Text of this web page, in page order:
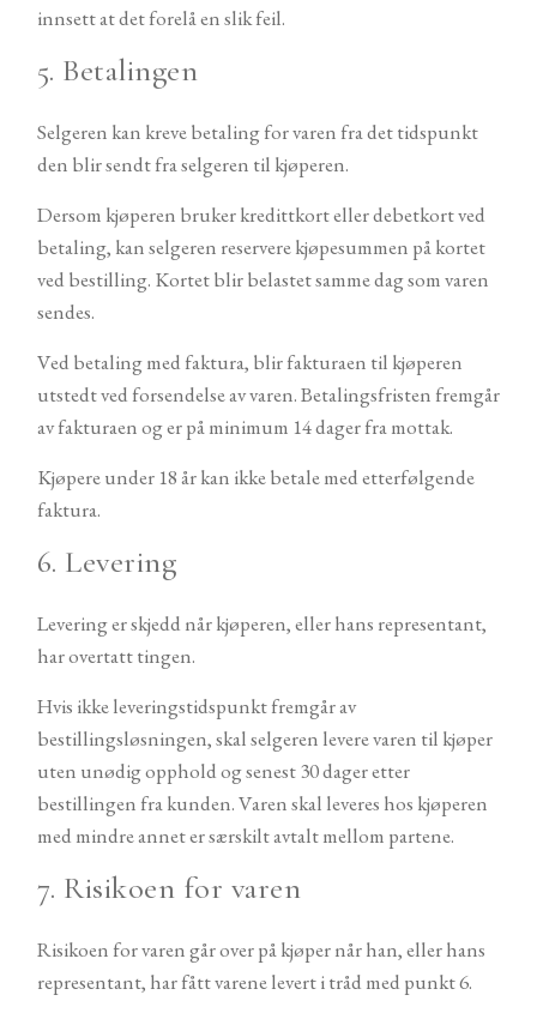
innsett at det forelå en slik feil.
5. Betalingen
Selgeren kan kreve betaling for varen fra det tidspunkt
den blir sendt fra selgeren til kjøperen.
Dersom kjøperen bruker kredittkort eller debetkort ved
betaling, kan selgeren reservere kjøpesummen på kortet
ved bestilling. Kortet blir belastet samme dag som varen
sendes.
Ved betaling med faktura, blir fakturaen til kjøperen
utstedt ved forsendelse av varen. Betalingsfristen fremgår
av fakturaen og er på minimum 14 dager fra mottak.
Kjøpere under 18 år kan ikke betale med etterfølgende
faktura.
6. Levering
Levering er skjedd når kjøperen, eller hans representant,
har overtatt tingen.
Hvis ikke leveringstidspunkt fremgår av
bestillingsløsningen, skal selgeren levere varen til kjøper
uten unødig opphold og senest 30 dager etter
bestillingen fra kunden. Varen skal leveres hos kjøperen
med mindre annet er særskilt avtalt mellom partene.
7. Risikoen for varen
Risikoen for varen går over på kjøper når han, eller hans
representant, har fått varene levert i tråd med punkt 6.